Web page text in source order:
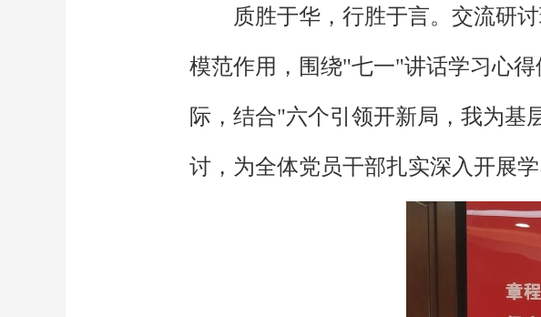
质胜于华，行胜于言。交流研
模范作用，围绕"七一"讲话学习心
际，结合"六个引领开新局，我为基
讨，为全体党员干部扎实深入开展